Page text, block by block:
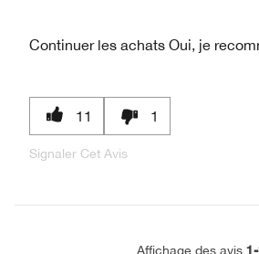
Continuer les achats Oui, je
11 1
Signaler Cet Avis
Affichage des avis